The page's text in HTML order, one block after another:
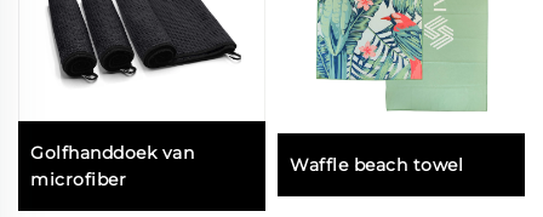
Golfhanddoek van
microfiber
Waffle beach towel